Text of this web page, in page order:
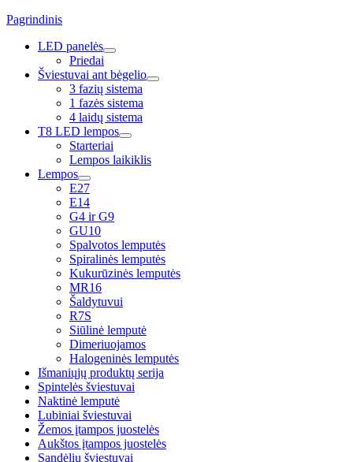
Pagrindinis
LED panelės
Priedai
Šviestuvai ant bėgelio
3 fazių sistema
1 fazės sistema
4 laidų sistema
T8 LED lempos
Starteriai
Lempos laikiklis
Lempos
E27
E14
G4 ir G9
GU10
Spalvotos lemputės
Spiralinės lemputės
Kukurūzinės lemputės
MR16
Šaldytuvui
R7S
Siūlinė lemputė
Dimeriuojamos
Halogeninės lemputės
Išmaniųjų produktų serija
Spintelės šviestuvai
Naktinė lemputė
Lubiniai šviestuvai
Žemos įtampos juostelės
Aukštos įtampos juostelės
Sandėlių šviestuvai